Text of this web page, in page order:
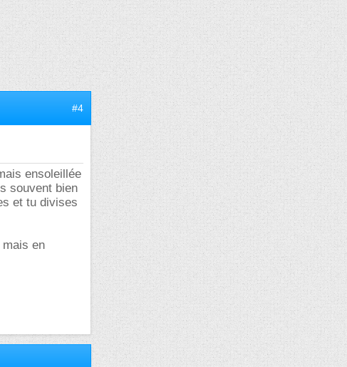
#4
ensoleillée
souvent bien
et tu divises
en